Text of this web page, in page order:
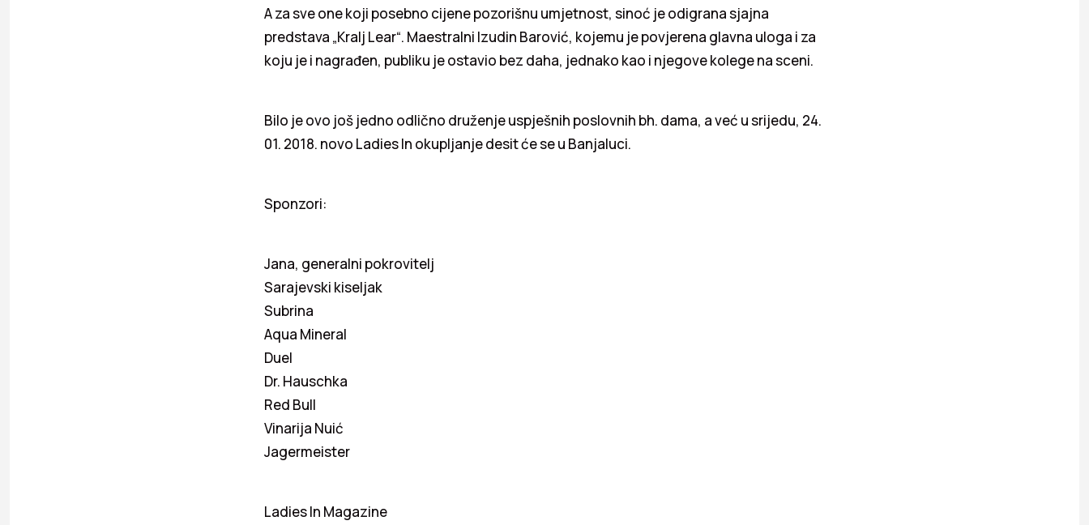
A za sve one koji posebno cijene pozorišnu umjetnost, sinoć je odigrana sjajna
predstava „Kralj Lear“. Maestralni Izudin Barović, kojemu je povjerena glavna uloga i za
koju je i nagrađen, publiku je ostavio bez daha, jednako kao i njegove kolege na sceni.
Bilo je ovo još jedno odlično druženje uspješnih poslovnih bh. dama, a već u srijedu, 24.
01. 2018. novo Ladies In okupljanje desit će se u Banjaluci.
Sponzori:
Jana, generalni pokrovitelj
Sarajevski kiseljak
Subrina
Aqua Mineral
Duel
Dr. Hauschka
Red Bull
Vinarija Nuić
Jagermeister
Ladies In Magazine